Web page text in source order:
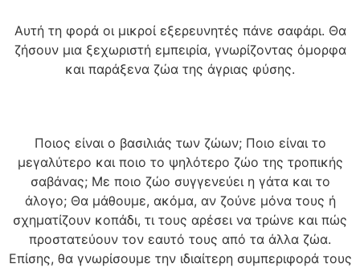
Αυτή τη φορά οι μικροί εξερευνητές πάνε σαφάρι. Θα
ζήσουν μια ξεχωριστή εμπειρία, γνωρίζοντας όμορφα
και παράξενα ζώα της άγριας φύσης.
Ποιος είναι ο βασιλιάς των ζώων; Ποιο είναι το
μεγαλύτερο και ποιο το ψηλότερο ζώο της τροπικής
σαβάνας; Με ποιο ζώο συγγενεύει η γάτα και το
άλογο; Θα μάθουμε, ακόμα, αν ζούνε μόνα τους ή
σχηματίζουν κοπάδι, τι τους αρέσει να τρώνε και πώς
προστατεύουν τον εαυτό τους από τα άλλα ζώα.
Επίσης, θα γνωρίσουμε την ιδιαίτερη συμπεριφορά τους